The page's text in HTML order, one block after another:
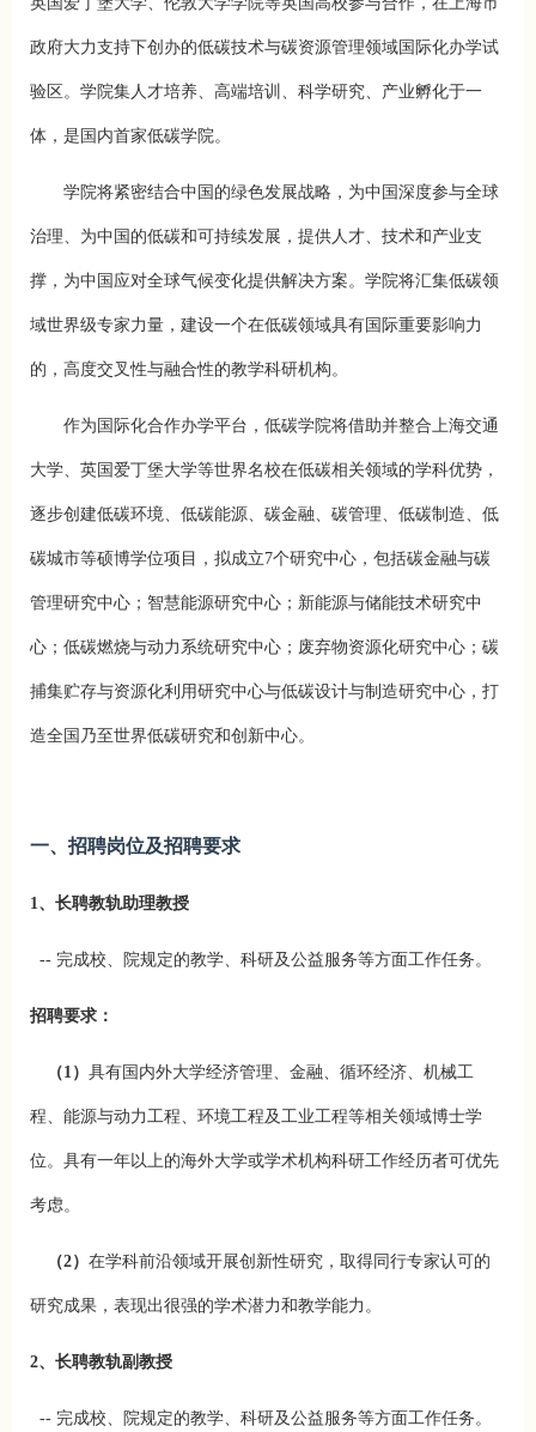
政府大力支持下创办的低碳技术与碳资源管理领域国际化办学试
验区。学院集人才培养、高端培训、科学研究、产业孵化于一
体，是国内首家低碳学院。
学院将紧密结合中国的绿色发展战略，为中国深度参与全球
治理、为中国的低碳和可持续发展，提供人才、技术和产业支
撑，为中国应对全球气候变化提供解决方案。学院将汇集低碳领
域世界级专家力量，建设一个在低碳领域具有国际重要影响力
的，高度交叉性与融合性的教学科研机构。
作为国际化合作办学平台，低碳学院将借助并整合上海交通
大学、英国爱丁堡大学等世界名校在低碳相关领域的学科优势，
逐步创建低碳环境、低碳能源、碳金融、碳管理、低碳制造、低
碳城市等硕博学位项目，拟成立7个研究中心，包括碳金融与碳
管理研究中心；智慧能源研究中心；新能源与储能技术研究中
心；低碳燃烧与动力系统研究中心；废弃物资源化研究中心；碳
捕集贮存与资源化利用研究中心与低碳设计与制造研究中心，打
造全国乃至世界低碳研究和创新中心。
一、招聘岗位及招聘要求
1、长聘教轨助理教授
-- 完成校、院规定的教学、科研及公益服务等方面工作任务。
招聘要求：
（1） 具有国内外大学经济管理、金融、循环经济、机械工
程、能源与动力工程、环境工程及工业工程等相关领域博士学
位。具有一年以上的海外大学或学术机构科研工作经历者可优先
考虑。
（2） 在学科前沿领域开展创新性研究，取得同行专家认可的
研究成果，表现出很强的学术潜力和教学能力。
2、长聘教轨副教授
-- 完成校、院规定的教学、科研及公益服务等方面工作任务。